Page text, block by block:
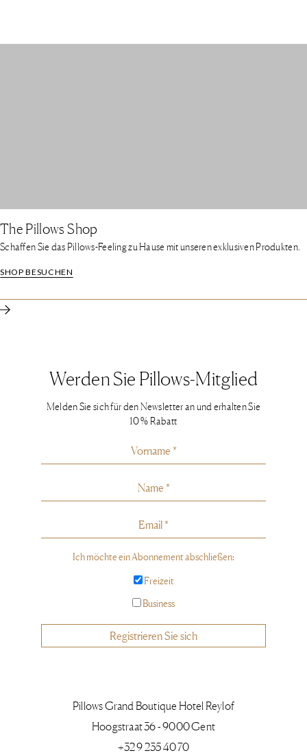
The Pillows Shop
Schaffen Sie das Pillows-Feeling zu Hause mit unseren exklusiven Produkten.
SHOP BESUCHEN
Werden Sie Pillows-Mitglied
Melden Sie sich für den Newsletter an und erhalten Sie
10 % Rabatt
Ich möchte ein Abonnement abschließen:
Freizeit
Business
Registrieren Sie sich
Pillows Grand Boutique Hotel Reylof
Hoogstraat 36 - 9000 Gent
+32 9 235 40 70